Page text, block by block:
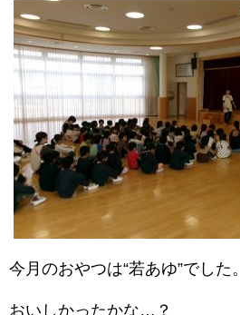
今月のおやつは“若あゆ”でした。
おいしかったかな…？